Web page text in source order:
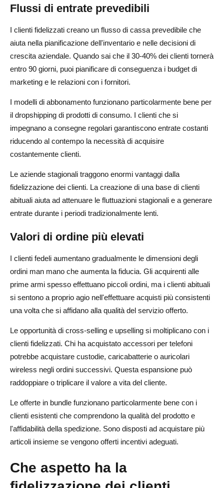
Flussi di entrate prevedibili
I clienti fidelizzati creano un flusso di cassa prevedibile che
aiuta nella pianificazione dell'inventario e nelle decisioni di
crescita aziendale. Quando sai che il 30-40% dei clienti tornerà
entro 90 giorni, puoi pianificare di conseguenza i budget di
marketing e le relazioni con i fornitori.
I modelli di abbonamento funzionano particolarmente bene per
il dropshipping di prodotti di consumo. I clienti che si
impegnano a consegne regolari garantiscono entrate costanti
riducendo al contempo la necessità di acquisire
costantemente clienti.
Le aziende stagionali traggono enormi vantaggi dalla
fidelizzazione dei clienti. La creazione di una base di clienti
abituali aiuta ad attenuare le fluttuazioni stagionali e a generare
entrate durante i periodi tradizionalmente lenti.
Valori di ordine più elevati
I clienti fedeli aumentano gradualmente le dimensioni degli
ordini man mano che aumenta la fiducia. Gli acquirenti alle
prime armi spesso effettuano piccoli ordini, ma i clienti abituali
si sentono a proprio agio nell'effettuare acquisti più consistenti
una volta che si affidano alla qualità del servizio offerto.
Le opportunità di cross-selling e upselling si moltiplicano con i
clienti fidelizzati. Chi ha acquistato accessori per telefoni
potrebbe acquistare custodie, caricabatterie o auricolari
wireless negli ordini successivi. Questa espansione può
raddoppiare o triplicare il valore a vita del cliente.
Le offerte in bundle funzionano particolarmente bene con i
clienti esistenti che comprendono la qualità del prodotto e
l'affidabilità della spedizione. Sono disposti ad acquistare più
articoli insieme se vengono offerti incentivi adeguati.
Che aspetto ha la